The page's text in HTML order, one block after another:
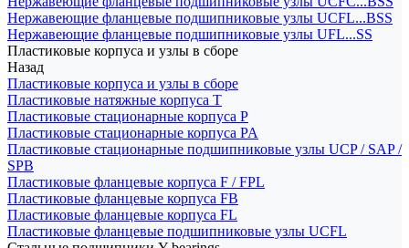
Нержавеющие фланцевые подшипниковые узлы UCFL...BSS
Нержавеющие фланцевые подшипниковые узлы UFL...SS
Пластиковые корпуса и узлы в сборе
Назад
Пластиковые корпуса и узлы в сборе
Пластиковые натяжные корпуса T
Пластиковые стационарные корпуса P
Пластиковые стационарные корпуса PA
Пластиковые стационарные подшипниковые узлы UCP / SAP /
SPB
Пластиковые фланцевые корпуса F / FPL
Пластиковые фланцевые корпуса FB
Пластиковые фланцевые корпуса FL
Пластиковые фланцевые подшипниковые узлы UCFL